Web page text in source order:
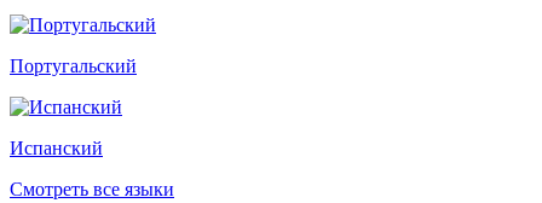
Португальский
Испанский
Смотреть все языки